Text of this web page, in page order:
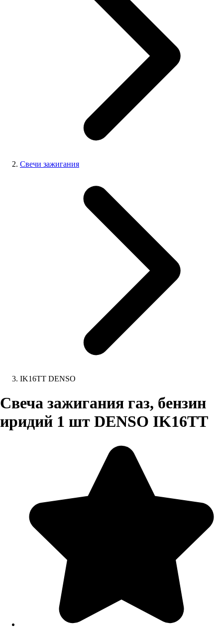
Свечи зажигания
IK16TT DENSO
Свеча зажигания газ, бензин
иридий 1 шт DENSO IK16TT